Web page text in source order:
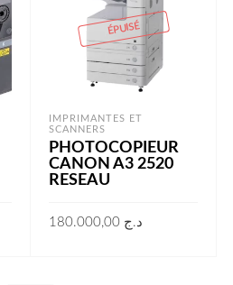
ÉPUISÉ
IMPRIMANTES ET
SCANNERS
PHOTOCOPIEUR
CANON A3 2520
RESEAU
د.ج